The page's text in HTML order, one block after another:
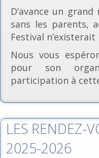
D’avance un
sans les parents,
Festival n’existerait
Nous vous
pour son
participation à
LES RENDEZ-
2025-2026